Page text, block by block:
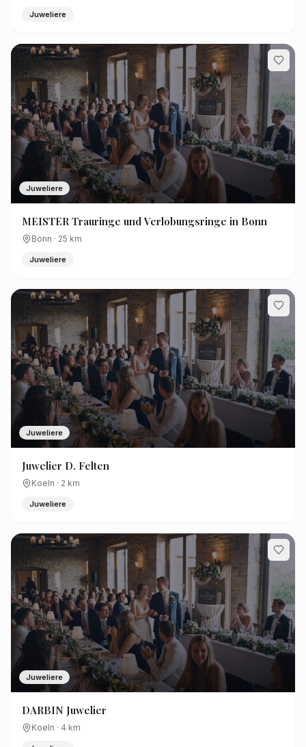
Juweliere
Juweliere
MEISTER Trauringe und Verlobungsringe in Bonn
Bonn · 25 km
Juweliere
Juweliere
Juwelier D. Felten
Koeln · 2 km
Juweliere
Juweliere
DARBIN Juwelier
Koeln · 4 km